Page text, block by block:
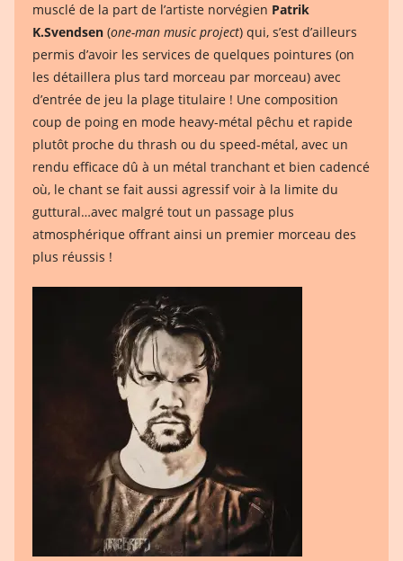
musclé de la part de l’artiste norvégien Patrik
K.Svendsen (one-man music project) qui, s’est d’ailleurs
permis d’avoir les services de quelques pointures (on
les détaillera plus tard morceau par morceau) avec
d’entrée de jeu la plage titulaire ! Une composition
coup de poing en mode heavy-métal pêchu et rapide
plutôt proche du thrash ou du speed-métal, avec un
rendu efficace dû à un métal tranchant et bien cadencé
où, le chant se fait aussi agressif voir à la limite du
guttural…avec malgré tout un passage plus
atmosphérique offrant ainsi un premier morceau des
plus réussis !